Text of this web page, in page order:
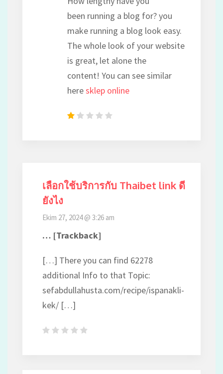
been running a blog for? you
make running a blog look easy.
The whole look of your website
is great, let alone the
content! You can see similar
heresklep online
เลือกใช้บริการกับ Thaibet link ดี
ยังไง
Ekim 27, 2024 @ 3:26 am
… [Trackback]
[…] There you can find 62278
additional Info to that Topic:
sefabdullahusta.com/recipe/ispanakli-
kek/ […]